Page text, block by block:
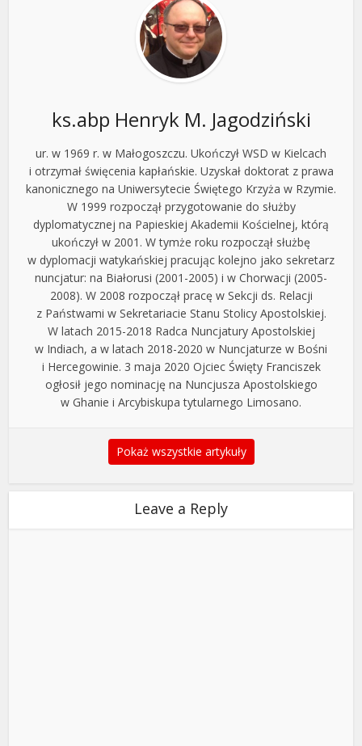
ks.abp Henryk M. Jagodziński
ur. w 1969 r. w Małogoszczu. Ukończył WSD w Kielcach
i otrzymał święcenia kapłańskie. Uzyskał doktorat z prawa
kanonicznego na Uniwersytecie Świętego Krzyża w Rzymie.
W 1999 rozpoczął przygotowanie do służby
dyplomatycznej na Papieskiej Akademii Kościelnej, którą
ukończył w 2001. W tymże roku rozpoczął służbę
w dyplomacji watykańskiej pracując kolejno jako sekretarz
nuncjatur: na Białorusi (2001-2005) i w Chorwacji (2005-
2008). W 2008 rozpoczął pracę w Sekcji ds. Relacji
z Państwami w Sekretariacie Stanu Stolicy Apostolskiej.
W latach 2015-2018 Radca Nuncjatury Apostolskiej
w Indiach, a w latach 2018-2020 w Nuncjaturze w Bośni
i Hercegowinie. 3 maja 2020 Ojciec Święty Franciszek
ogłosił jego nominację na Nuncjusza Apostolskiego
w Ghanie i Arcybiskupa tytularnego Limosano.
Pokaż wszystkie artykuły
Leave a Reply